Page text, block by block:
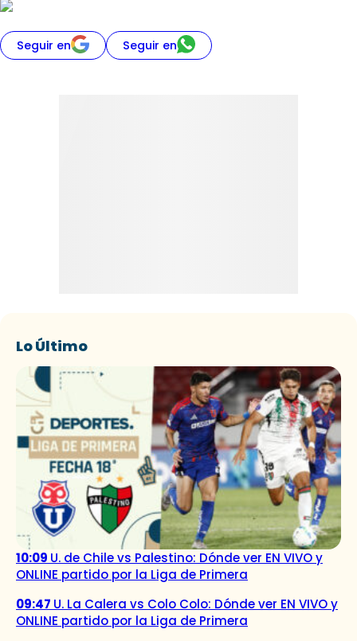
Seguir en Seguir en
Lo Último
10:09 U. de Chile vs Palestino: Dónde ver EN VIVO y
ONLINE partido por la Liga de Primera
09:47 U. La Calera vs Colo Colo: Dónde ver EN VIVO y
ONLINE partido por la Liga de Primera